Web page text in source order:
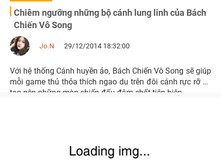
Chiêm ngưỡng những bộ cánh lung linh của Bách
Chiến Vô Song
Jo.N 29/12/2014 18:32:00
Với hệ thống Cánh huyền ảo, Bách Chiến Vô Song sẽ giúp
mỗi game thủ thỏa thích ngao du trên đôi cánh rực rỡ và
tạo nên những màn chiến đấu đậm chất tiên hiệp.